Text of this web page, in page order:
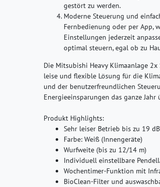
gestört zu werden.
Moderne Steuerung und
Fernbedienung oder per App,
Einstellungen jederzeit
optimal steuern, egal ob zu
Die Mitsubishi Heavy Klimaanlage 2x
leise und flexible Lösung für die
und der benutzerfreundlichen
Energieeinsparungen das ganze Jahr
Produkt Highlights:
Sehr leiser Betrieb bis zu 19
Farbe: Weiß (Innengeräte)
Wurfweite (bis zu 12/14 m)
Individuell einstellbare
Wochentimer-Funktion mit
BioClean-Filter und